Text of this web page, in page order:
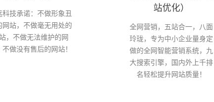
科技承诺：不做形象丑
网站，不做毫无用处的
，不做无法维护的网
不做没有售后的网站！
站优化）
全网营销，五站合一，八面
玲珑，专为中小企业量身定
做的全网智能营销系统，九
大搜索引擎，国内外上千排
名轻松提升网站质量！